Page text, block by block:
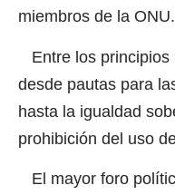
miembros de la ONU.
Entre los principios
desde pautas para
hasta la igualdad
prohibición del uso
El mayor foro